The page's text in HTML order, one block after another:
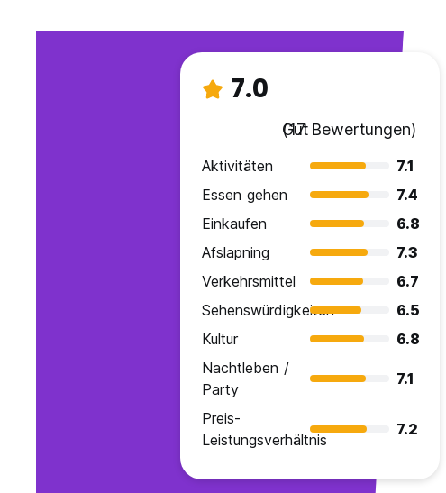
7.0
Gut
(17 Bewertungen)
Aktivitäten
7.1
Essen gehen
7.4
Einkaufen
6.8
Afslapning
7.3
Verkehrsmittel
6.7
Sehenswürdigkeiten
6.5
Kultur
6.8
Nachtleben /
Party
7.1
Preis-
Leistungsverhältnis
7.2